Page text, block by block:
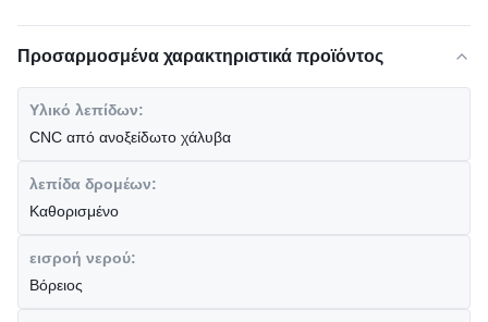
Προσαρμοσμένα χαρακτηριστικά προϊόντος
Υλικό λεπίδων:
CNC από ανοξείδωτο χάλυβα
λεπίδα δρομέων:
Καθορισμένο
εισροή νερού:
Βόρειος